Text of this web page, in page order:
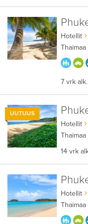
Hotellit
Thaimaa
7 vrk alk.
UUTUUS
Hotellit
Thaimaa
14 vrk
Hotellit
Thaimaa